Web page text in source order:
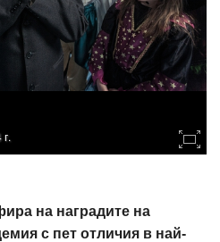
на наградите на
с пет отличия в най-